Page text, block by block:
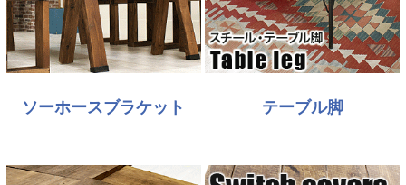
ソーホースブラケット テーブル脚